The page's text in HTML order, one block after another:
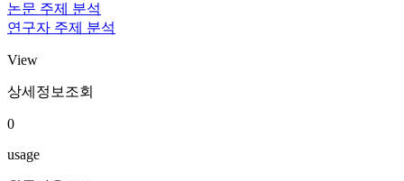
논문 주제 분석
연구자 주제 분석
View
상세정보조회
0
usage